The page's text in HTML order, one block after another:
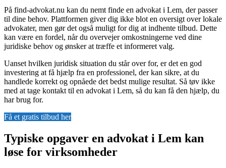
På find-advokat.nu kan du nemt finde en advokat i Lem, der passer
til dine behov. Plattformen giver dig ikke blot en oversigt over lokale
advokater, men gør det også muligt for dig at indhente tilbud. Dette
kan være en fordel, når du overvejer omkostningerne ved dine
juridiske behov og ønsker at træffe et informeret valg.
Uanset hvilken juridisk situation du står over for, er det en god
investering at få hjælp fra en professionel, der kan sikre, at du
handlede korrekt og opnåede det bedst mulige resultat. Så tøv ikke
med at tage kontakt til en advokat i Lem, så du kan få den hjælp, du
har brug for.
Få et gratis tilbud her
Typiske opgaver en advokat i Lem kan
løse for virksomheder